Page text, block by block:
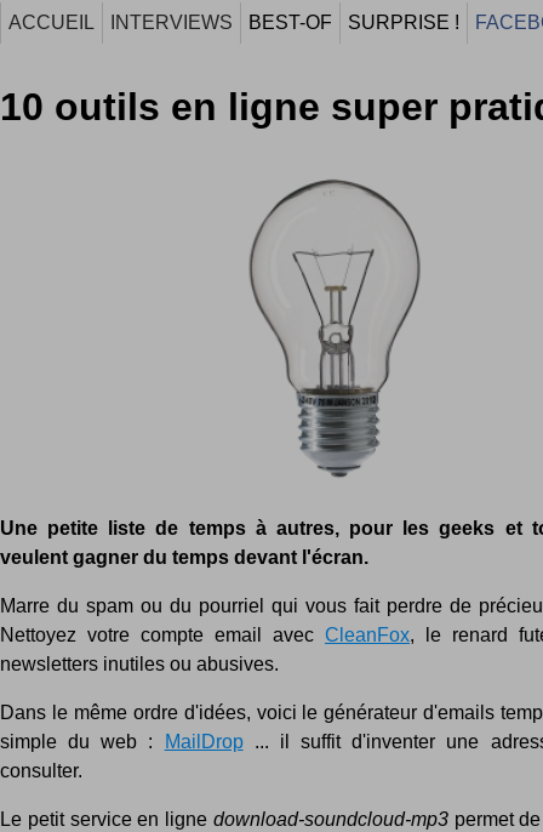
ACCUEIL INTERVIEWS BEST-OF SURPRISE !
10 outils en ligne super
Une petite liste de temps à autres, pour les geeks et
veulent gagner du temps devant l'écran.
Marre du spam ou du pourriel qui vous fait perdre de
Nettoyez votre compte email avec CleanFox, le renard
newsletters inutiles ou abusives.
Dans le même ordre d'idées, voici le générateur d'emails
simple du web :
MailDrop... il suffit d'inventer une
consulter.
Le petit service en ligne download-soundcloud-mp3permet